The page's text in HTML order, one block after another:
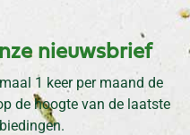
nieuwsbrief
1 keer per maand de
de hoogte van de laatste